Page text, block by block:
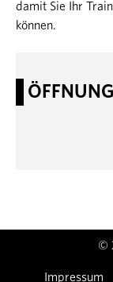
damit Sie Ihr
können.
©
Impressum